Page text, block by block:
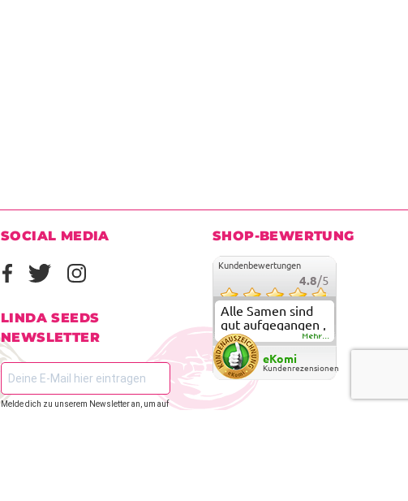
SOCIAL MEDIA
LINDA SEEDS
NEWSLETTER
Melde dich zu unserem Newsletter an, um auf
SHOP-BEWERTUNG
Kundenbewertungen
4.8/5
Alle Samen sind
gut aufgegangen ,
meine ersten
grow versuche
sind alle geglückt.
Die Sorten und
Anbieter Vielfalt
überzeugen sehr .
Mehr...
eKomi
Kundenrezensionen